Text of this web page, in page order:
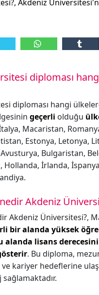
Akdeniz
diploması
diploması hangi
geçerli olduğu
Macaristan,
Estonya, Letonya,
Bulgaristan,
Hollanda, İrlanda,
Akdeniz
Akdeniz Üniversitesi?,
bir alanda yüksek
alanda lisans derecesini
. Bu diploma,
ve kariyer hedeflerine